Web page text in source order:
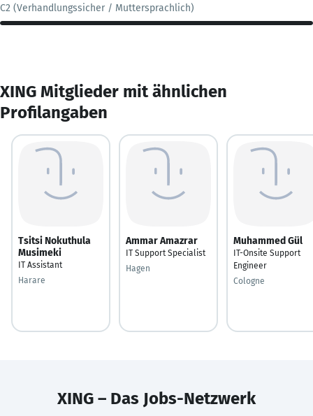
C2 (Verhandlungssicher / Muttersprachlich)
XING Mitglieder mit ähnlichen
Profilangaben
Tsitsi Nokuthula
Musimeki
IT Assistant
Harare
Ammar Amazrar
IT Support Specialist
Hagen
Muhammed Gül
IT-Onsite Support
Engineer
Cologne
XING – Das Jobs-Netzwerk